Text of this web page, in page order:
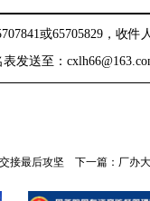
或65705829 ，收件
表发送至：cxlh66@
接最后攻坚 下一篇： 厂办